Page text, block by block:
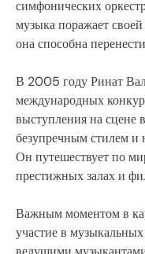
симфонических
музыка поражает
она способна
В 2005 году Ринат
международных
выступления на
безупречным стилем и
Он путешествует по
престижных залах и
Важным моментом в
участие в музыкальных